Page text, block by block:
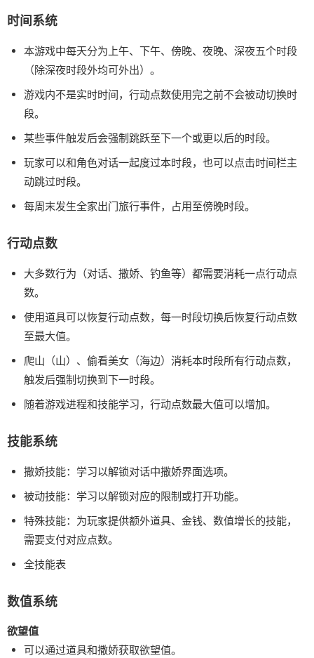
时间系统
本游戏中每天分为上午、下午、傍晚、夜晚、深夜五个时段
（除深夜时段外均可外出）。
游戏内不是实时时间，行动点数使用完之前不会被动切换时
段。
某些事件触发后会强制跳跃至下一个或更以后的时段。
玩家可以和角色对话一起度过本时段，也可以点击时间栏主
动跳过时段。
每周末发生全家出门旅行事件，占用至傍晚时段。
行动点数
大多数行为（对话、撒娇、钓鱼等）都需要消耗一点行动点
数。
使用道具可以恢复行动点数，每一时段切换后恢复行动点数
至最大值。
爬山（山）、偷看美女（海边）消耗本时段所有行动点数，
触发后强制切换到下一时段。
随着游戏进程和技能学习，行动点数最大值可以增加。
技能系统
撒娇技能：学习以解锁对话中撒娇界面选项。
被动技能：学习以解锁对应的限制或打开功能。
特殊技能：为玩家提供额外道具、金钱、数值增长的技能，
需要支付对应点数。
全技能表
数值系统
欲望值
可以通过道具和撒娇获取欲望值。